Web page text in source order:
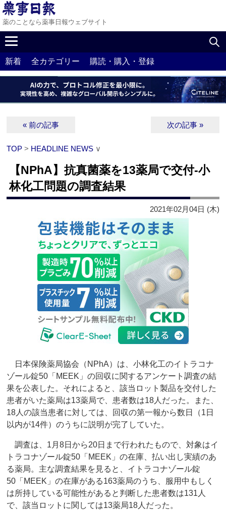
薬のことなら薬事日報ウェブサイト
新着 全カテゴリー 購読・購入・登録
« 前の記事 次の記事 »
TOP > HEADLINE NEWS ∨
【NPhA】抗真菌薬を13薬局で交付‐小
林化工問題の調査結果
2021年02月04日 (木)
日本保険薬局協会（NPhA）は、小林化工のイトラコナ
ゾール錠50「MEEK」の回収に関するアンケート調査の結
果を公表した。それによると、該当ロット製品を交付した
患者がいた薬局は13薬局で、患者数は18人だった。また、
18人の該当患者に対しては、回収の第一報から数日（1日
以内が14件）のうちに説明が完了していた。
調査は、1月8日から20日まで行われたもので、対象はイ
トラコナゾール錠50「MEEK」の在庫、払い出し実績のあ
る薬局。主な調査結果を見ると、イトラコナゾール錠
50「MEEK」の在庫がある163薬局のうち、服用中もしく
は所持している可能性があると判断した患者数は131人
で、該当ロットに関しては13薬局18人だった。